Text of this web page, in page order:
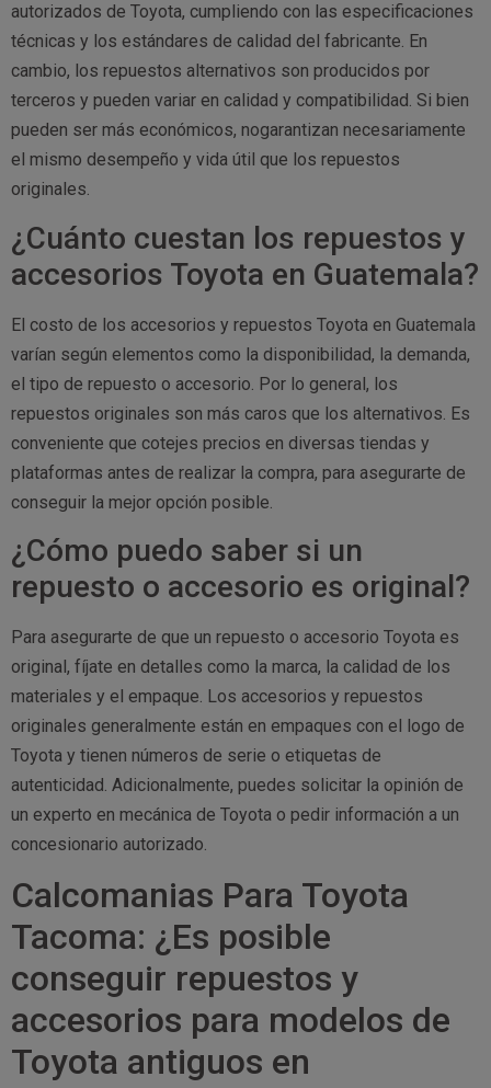
autorizados de Toyota, cumpliendo con las especificaciones
técnicas y los estándares de calidad del fabricante. En
cambio, los repuestos alternativos son producidos por
terceros y pueden variar en calidad y compatibilidad. Si bien
pueden ser más económicos, nogarantizan necesariamente
el mismo desempeño y vida útil que los repuestos
originales.
¿Cuánto cuestan los repuestos y
accesorios Toyota en Guatemala?
El costo de los accesorios y repuestos Toyota en Guatemala
varían según elementos como la disponibilidad, la demanda,
el tipo de repuesto o accesorio. Por lo general, los
repuestos originales son más caros que los alternativos. Es
conveniente que cotejes precios en diversas tiendas y
plataformas antes de realizar la compra, para asegurarte de
conseguir la mejor opción posible.
¿Cómo puedo saber si un
repuesto o accesorio es original?
Para asegurarte de que un repuesto o accesorio Toyota es
original, fíjate en detalles como la marca, la calidad de los
materiales y el empaque. Los accesorios y repuestos
originales generalmente están en empaques con el logo de
Toyota y tienen números de serie o etiquetas de
autenticidad. Adicionalmente, puedes solicitar la opinión de
un experto en mecánica de Toyota o pedir información a un
concesionario autorizado.
Calcomanias Para Toyota
Tacoma: ¿Es posible
conseguir repuestos y
accesorios para modelos de
Toyota antiguos en